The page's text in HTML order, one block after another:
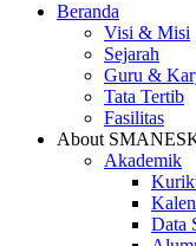
Beranda
Visi & Misi
Sejarah
Guru &
Tata Tertib
Fasilitas
About
Akademik
Data